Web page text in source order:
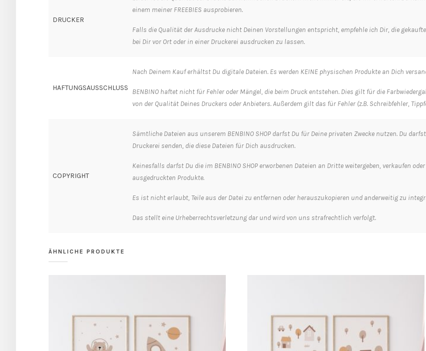
DRUCKER
einem meiner FREEBIES ausprobieren.
Falls die Qualität der Ausdrucke nicht Deinen Vorstellungen entspricht, empfehle ich Dir, die
bei Dir vor Ort oder in einer Druckerei ausdrucken zu lassen.
HAFTUNGSAUSSCHLUSS
Nach Deinem Kauf erhältst Du digitale Dateien. Es werden KEINE physischen Produkte an Dich
BENBINO haftet nicht für Fehler oder Mängel, die beim Druck entstehen. Dies gilt für die
von der Qualität Deines Druckers oder Anbieters. Außerdem gilt das für Fehler (z.B. Schreibfehler,
COPYRIGHT
Sämtliche Dateien aus unserem BENBINO SHOP darfst Du für Deine privaten Zwecke nutzen. Du
Druckerei senden, die diese Dateien für Dich ausdrucken.
Keinesfalls darfst Du die im BENBINO SHOP erworbenen Dateien an Dritte weitergeben, verkaufen
ausgedruckten Produkte.
Es ist nicht erlaubt, Teile aus der Datei zu entfernen oder herauszukopieren und anderweitig zu
Das stellt eine Urheberrechtsverletzung dar und wird von uns strafrechtlich verfolgt.
ÄHNLICHE PRODUKTE